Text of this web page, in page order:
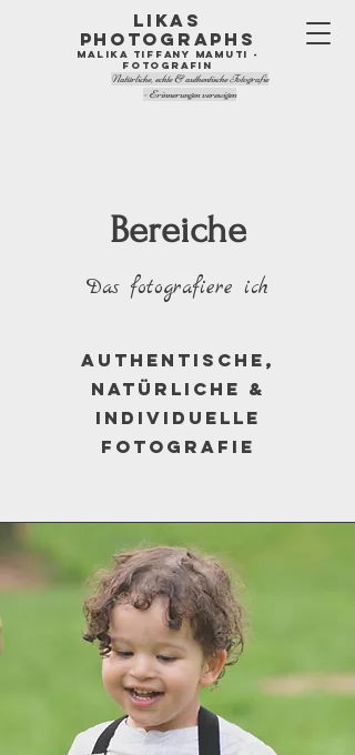
LIKAS
PHOTOGRAPHS
Malika Tiffany Mamuti -
Fotografin
Natürliche, echte & authentische Fotografie
- Erinnerungen verewigen
Bereiche
Das fotografiere ich
Authentische,
natürliche &
individuelle
Fotografie